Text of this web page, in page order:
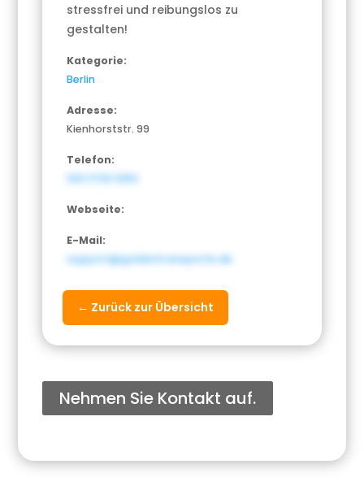
stressfrei und reibungslos zu
gestalten!
Kategorie:
Berlin
Adresse:
Kienhorststr. 99
Telefon:
030 3730 3353
Webseite:
E-Mail:
support@goldentransporte.de
← Zurück zur Übersicht
Nehmen Sie Kontakt auf.